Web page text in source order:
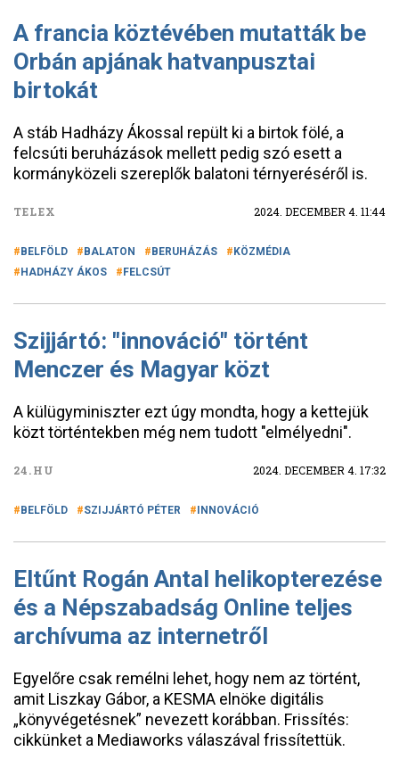
A francia köztévében mutatták be
Orbán apjának hatvanpusztai
birtokát
A stáb Hadházy Ákossal repült ki a birtok fölé, a
felcsúti beruházások mellett pedig szó esett a
kormányközeli szereplők balatoni térnyeréséről is.
TELEX 2024. DECEMBER 4. 11:44
BELFÖLD BALATON BERUHÁZÁS
KÖZMÉDIA
HADHÁZY ÁKOS
FELCSÚT
Szijjártó: "innováció" történt
Menczer és Magyar közt
A külügyminiszter ezt úgy mondta, hogy a kettejük
közt történtekben még nem tudott "elmélyedni".
24.HU 2024. DECEMBER 4. 17:32
BELFÖLD SZIJJÁRTÓ PÉTER INNOVÁCIÓ
Eltűnt Rogán Antal helikopterezése
és a Népszabadság Online teljes
archívuma az internetről
Egyelőre csak remélni lehet, hogy nem az történt,
amit Liszkay Gábor, a KESMA elnöke digitális
„könyvégetésnek” nevezett korábban. Frissítés:
cikkünket a Mediaworks válaszával frissítettük.